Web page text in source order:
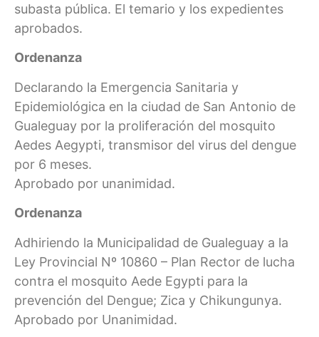
subasta pública. El temario y los expedientes
aprobados.
Ordenanza
Declarando la Emergencia Sanitaria y
Epidemiológica en la ciudad de San Antonio de
Gualeguay por la proliferación del mosquito
Aedes Aegypti, transmisor del virus del dengue
por 6 meses.
Aprobado por unanimidad.
Ordenanza
Adhiriendo la Municipalidad de Gualeguay a la
Ley Provincial Nº 10860 – Plan Rector de lucha
contra el mosquito Aede Egypti para la
prevención del Dengue; Zica y Chikungunya.
Aprobado por Unanimidad.